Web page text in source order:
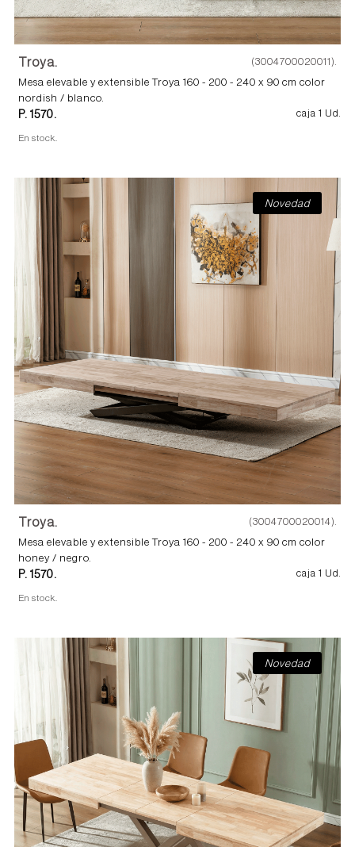
Troya. (3004700020011).
Mesa elevable y extensible Troya 160 - 200 - 240 x 90 cm color
nordish / blanco.
P. 1570. caja 1 Ud.
En stock.
Novedad
Troya. (3004700020014).
Mesa elevable y extensible Troya 160 - 200 - 240 x 90 cm color
honey / negro.
P. 1570. caja 1 Ud.
En stock.
Novedad